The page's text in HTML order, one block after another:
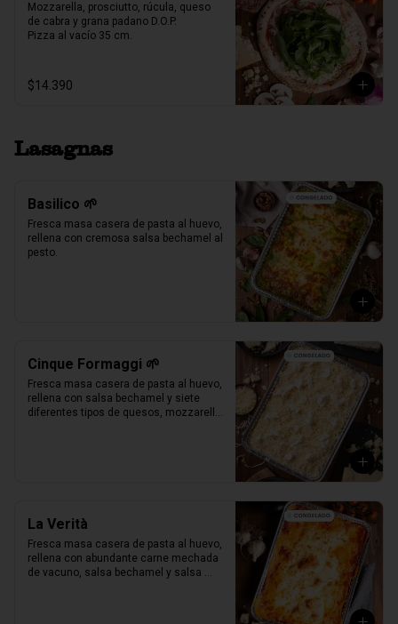
Mozzarella, prosciutto, rúcula, queso
de cabra y grana padano D.O.P.
Pizza al vacío 35 cm.
$14.390
Lasagnas
Basilico 🌱
Fresca masa casera de pasta al huevo,
rellena con cremosa salsa bechamel al
pesto.
Cinque Formaggi 🌱
Fresca masa casera de pasta al huevo,
rellena con salsa bechamel y siete
diferentes tipos de quesos, mozzarella,
La Verità
Fresca masa casera de pasta al huevo,
rellena con abundante carne mechada
de vacuno, salsa bechamel y salsa